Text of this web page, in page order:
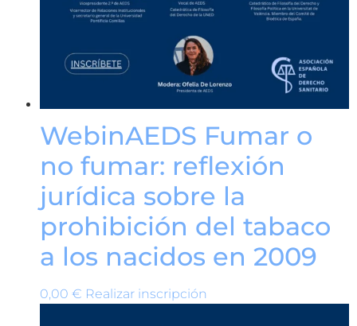
WebinAEDS Fumar o
no fumar: reflexión
jurídica sobre la
prohibición del tabaco
a los nacidos en 2009
0,00 € Realizar inscripción